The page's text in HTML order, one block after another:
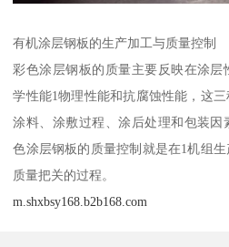
有机涂层钢板的生产加工与质量控制
彩色涂层钢板的质量主要反映在涂层
学性能1物理性能和抗腐蚀性能，这三
涂料、涂敷过程、涂后处理和包装
色涂层钢板的质量控制就是在1机组
质量把关的过程。
m.shxbsy168.b2b168.com